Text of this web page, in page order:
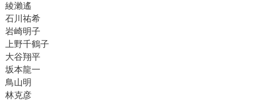
綾瀨遙
石川祐希
岩崎明子
上野千鶴子
大谷翔平
坂本龍一
鳥山明
林克彦